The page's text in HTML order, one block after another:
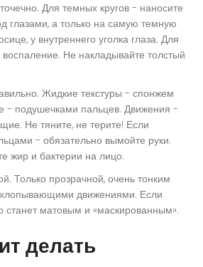
Для темных кругов - наносите
глазами, а только на самую темную
у внутреннего уголка глаза. Для
Не накладывайте толстый
Жидкие текстуры - спонжем
- подушечками пальцев. Движения -
Не тяните, не терите! Если
- обязательно вымойте руки.
жир и бактерии на лицо.
Только прозрачной, очень тонким
движениями. Если
матовым и «маскированным».
делать